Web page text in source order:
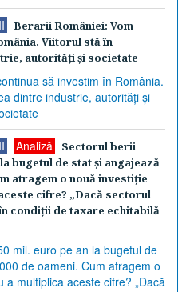
Berarii României: Vom
Viitorul stă în
autorităţi şi societate
Analiză
Sectorul berii
bugetul de stat şi angajează
atragem o nouă investiţie
cifre? „Dacă sectorul
condiţii de taxare echitabilă